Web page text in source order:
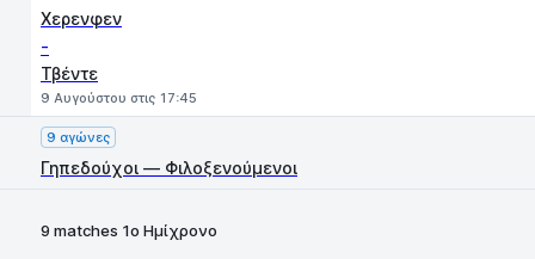
Χερενφεν
-
Τβέντε
9 Αυγούστου στις 17:45
9 αγώνες
Γηπεδούχοι — Φιλοξενούμενοι
9 matches 1ο Ημίχρονο